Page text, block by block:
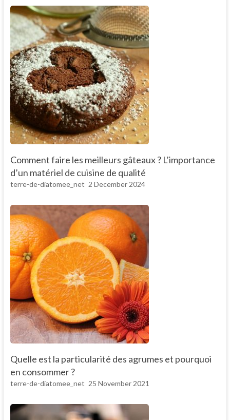
Comment faire les meilleurs gâteaux ? L’importance
d’un matériel de cuisine de qualité
terre-de-diatomee_net 2 December 2024
Quelle est la particularité des agrumes et pourquoi
en consommer ?
terre-de-diatomee_net 25 November 2021